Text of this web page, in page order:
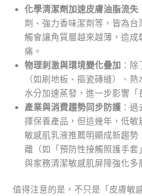
化學清潔劑加速皮膚油脂流失
劑、強力香味潔劑等，皆為
觸會讓角質層越來越薄，造成
痛。
物理刺激與環境變化疊加 ：
（如刷地板、摳瓷磚縫）、
水分加速蒸發，進一步影響「
產業與消費趨勢同步防護 ：
擇保養產品，但這幾年，低
敏感肌乳液推薦明顯成新趨
離（如「預防性接觸照護手
與家務清潔敏感肌屏障強化多
值得注意的是，不只是「皮膚敏